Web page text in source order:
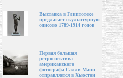
Выставка в Глиптотеке
предлагает скульптурную
одиссею 1789-1914 годов
Первая большая
ретроспектива
американского
фотографа Салли Манн
отправляется в Хьюстон